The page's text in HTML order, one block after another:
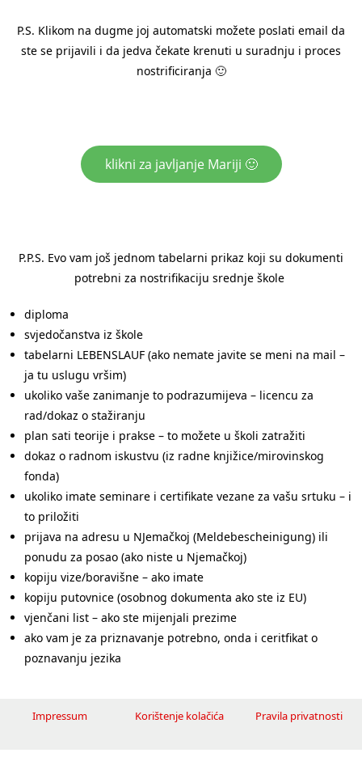
P.S. Klikom na dugme joj automatski možete poslati email da
ste se prijavili i da jedva čekate krenuti u suradnju i proces
nostrificiranja 🙂
klikni za javljanje Mariji 🙂
P.P.S. Evo vam još jednom tabelarni prikaz koji su dokumenti
potrebni za nostrifikaciju srednje škole
diploma
svjedočanstva iz škole
tabelarni LEBENSLAUF (ako nemate javite se meni na mail –
ja tu uslugu vršim)
ukoliko vaše zanimanje to podrazumijeva – licencu za
rad/dokaz o stažiranju
plan sati teorije i prakse – to možete u školi zatražiti
dokaz o radnom iskustvu (iz radne knjižice/mirovinskog
fonda)
ukoliko imate seminare i certifikate vezane za vašu srtuku – i
to priložiti
prijava na adresu u NJemačkoj (Meldebescheinigung) ili
ponudu za posao (ako niste u Njemačkoj)
kopiju vize/boravišne – ako imate
kopiju putovnice (osobnog dokumenta ako ste iz EU)
vjenčani list – ako ste mijenjali prezime
ako vam je za priznavanje potrebno, onda i ceritfikat o
poznavanju jezika
Impressum Korištenje kolačića Pravila privatnosti